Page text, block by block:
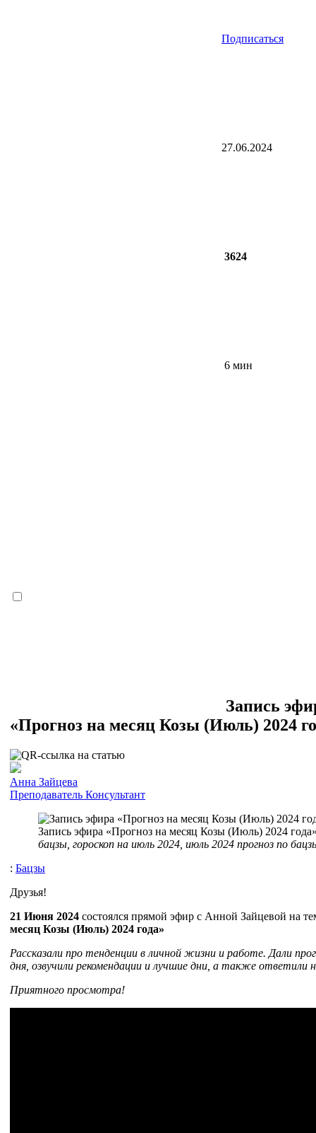
Подписаться
27.06.2024
3624
6 мин
Запись
«Прогноз на месяц Козы (Июль) 2024
Анна Зайцева
Преподаватель Консультант
Запись эфира «Прогноз на месяц Козы (Июль) 2024
бацзы, гороскоп на июль 2024, июль 2024 прогноз по
: Бацзы
Друзья!
21 Июня 2024 состоялся прямой эфир с Анной Зайцевой на
месяц Козы (Июль) 2024 года»
Рассказали про тенденции в личной жизни и работе. Дали
дня, озвучили рекомендации и лучшие дни, а также ответили
Приятного просмотра!